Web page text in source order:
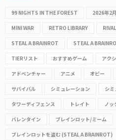
99 NIGHTS IN THE FOREST 2026年2月
MINI WAR RETRO LIBRARY
STEAL A BRAINROT STEAL A
TIERリスト おすすめゲーム アク
アドベンチャー アニメ オビー
サバイバル シミュレーション シミ
タワーディフェンス トレイト ノッ
バレンタイン ブレインロット/ミーム
ブレインロットを盗む (STEAL A BRAINROT)